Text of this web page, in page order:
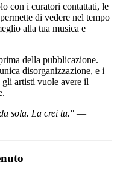
con i curatori contattati, le
di vedere nel tempo
alla tua musica e
della pubblicazione.
disorganizzazione, e i
artisti vuole avere il
sola. La crei tu." —